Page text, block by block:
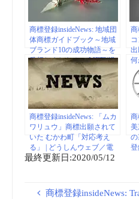
商標登録insideNews: 地域団
体商標ガイドブック～地域
ブランド10の成功物語～を
発行しました！ （METI/経
済産業省）
商
商標登録insideNews: 「ムカ
ワリュウ」商標出願されて
いた むかわ町「対応考え
る」 | どうしんウェブ／電
子版（暮らし・話題）
商
最終更新日:2020/05/12
商標登録insideNews: